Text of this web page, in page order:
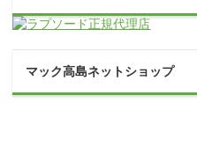
マック高島ネットショップ